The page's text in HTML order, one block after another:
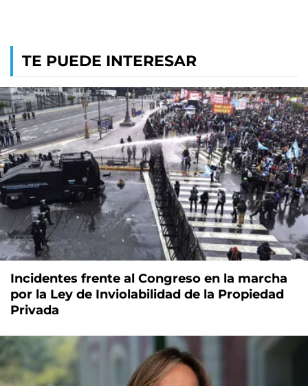
TE PUEDE INTERESAR
Incidentes frente al Congreso en la marcha
por la Ley de Inviolabilidad de la Propiedad
Privada